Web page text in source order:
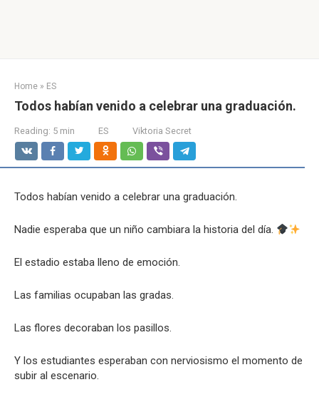
Home » ES
Todos habían venido a celebrar una graduación.
Reading: 5 min ES Viktoria Secret
Todos habían venido a celebrar una graduación.
Nadie esperaba que un niño cambiara la historia del día.
El estadio estaba lleno de emoción.
Las familias ocupaban las gradas.
Las flores decoraban los pasillos.
Y los estudiantes esperaban con nerviosismo el momento de
subir al escenario.